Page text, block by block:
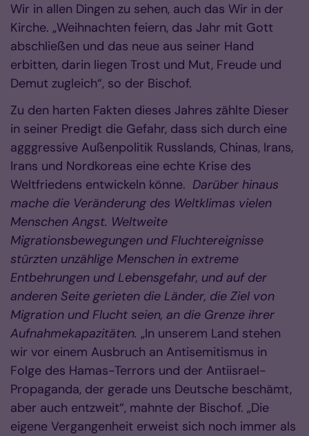
Wir in allen Dingen zu sehen, auch das Wir in der
Kirche. „Weihnachten feiern, das Jahr mit Gott
abschließen und das neue aus seiner Hand
erbitten, darin liegen Trost und Mut, Freude und
Demut zugleich“, so der Bischof.
Zu den harten Fakten dieses Jahres zählte Dieser
in seiner Predigt die Gefahr, dass sich durch eine
agggressive Außenpolitik Russlands, Chinas, Irans,
Irans und Nordkoreas eine echte Krise des
Weltfriedens entwickeln könne. Darüber hinaus
mache die Veränderung des Weltklimas vielen
Menschen Angst. Weltweite
Migrationsbewegungen und Fluchtereignisse
stürzten unzählige Menschen in extreme
Entbehrungen und Lebensgefahr, und auf der
anderen Seite gerieten die Länder, die Ziel von
Migration und Flucht seien, an die Grenze ihrer
Aufnahmekapazitäten. „In unserem Land stehen
wir vor einem Ausbruch an Antisemitismus in
Folge des Hamas-Terrors und der Antiisrael-
Propaganda, der gerade uns Deutsche beschämt,
aber auch entzweit“, mahnte der Bischof. „Die
eigene Vergangenheit erweist sich noch immer als